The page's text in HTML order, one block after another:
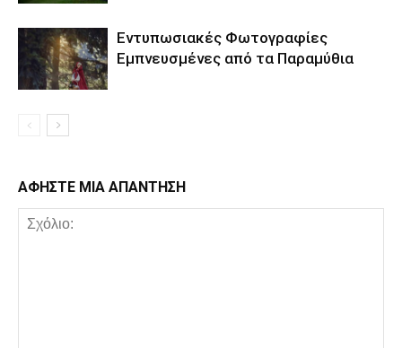
Εντυπωσιακές Φωτογραφίες
Εμπνευσμένες από τα Παραμύθια
ΑΦΗΣΤΕ ΜΙΑ ΑΠΑΝΤΗΣΗ